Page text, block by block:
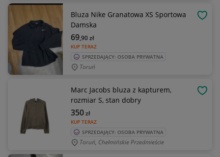
Bluza Nike Granatowa XS Sportowa
Damska
KUP TERAZ
69,90zł
SPRZEDAJĄCY: OSOBA PRYWATNA
Toruń
Marc Jacobs bluza z kapturem,
rozmiar S, stan dobry
KUP TERAZ
350zł
SPRZEDAJĄCY: OSOBA PRYWATNA
Toruń, Chełmińskie Przedmieście